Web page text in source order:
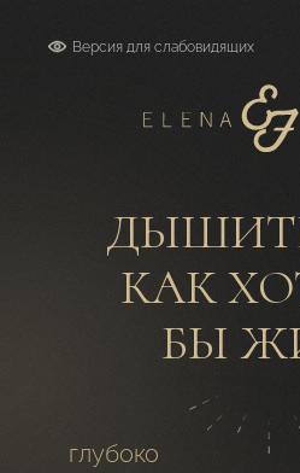
КАК
БЫ
глубоко
Версия для слабовидящих